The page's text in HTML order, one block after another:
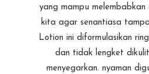
yang mampu
kita agar senantiasa
Lotion ini diformulasikan
dan tidak lengket
menyegarkan. nyaman